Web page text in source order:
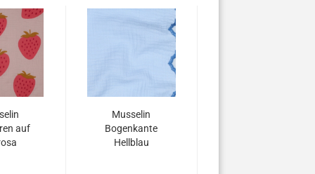
auf
Musselin
Bogenkante
Hellblau